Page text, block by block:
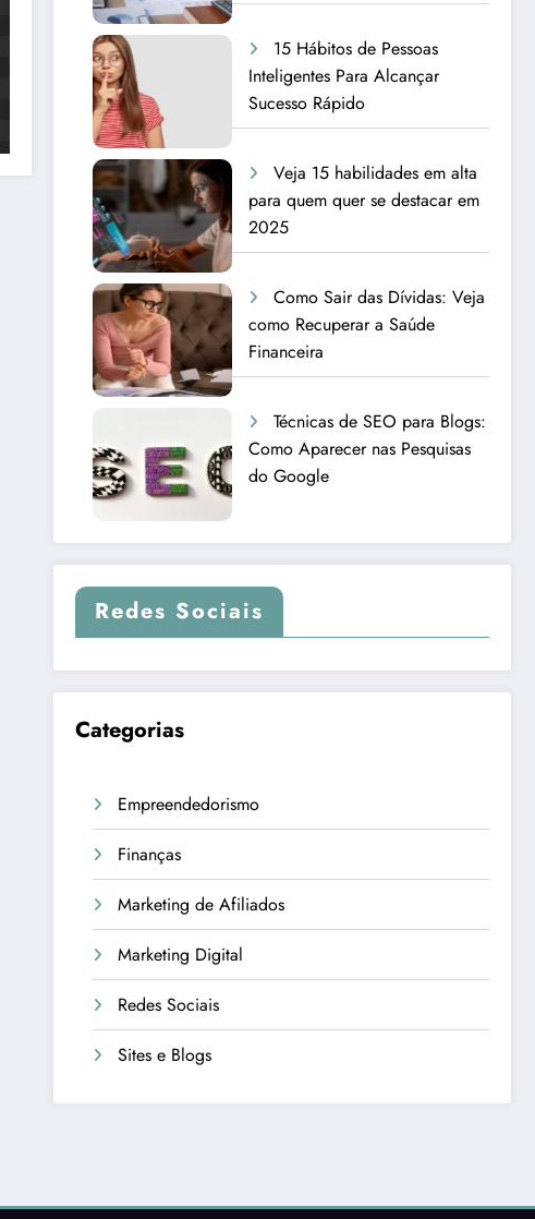
15 Hábitos de Pessoas
Inteligentes Para Alcançar
Sucesso Rápido
Veja 15 habilidades em alta
para quem quer se destacar em
2025
Como Sair das Dívidas: Veja
como Recuperar a Saúde
Financeira
Técnicas de SEO para Blogs:
Como Aparecer nas Pesquisas
do Google
Redes Sociais
Categorias
Empreendedorismo
Finanças
Marketing de Afiliados
Marketing Digital
Redes Sociais
Sites e Blogs